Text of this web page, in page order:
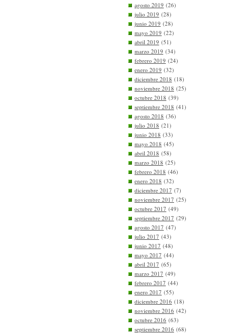
agosto 2019 (26)
julio 2019 (28)
junio 2019 (28)
mayo 2019 (22)
abril 2019 (51)
marzo 2019 (34)
febrero 2019 (24)
enero 2019 (32)
diciembre 2018 (18)
noviembre 2018 (25)
octubre 2018 (39)
septiembre 2018 (41)
agosto 2018 (36)
julio 2018 (21)
junio 2018 (33)
mayo 2018 (45)
abril 2018 (58)
marzo 2018 (25)
febrero 2018 (46)
enero 2018 (32)
diciembre 2017 (7)
noviembre 2017 (25)
octubre 2017 (49)
septiembre 2017 (29)
agosto 2017 (47)
julio 2017 (43)
junio 2017 (48)
mayo 2017 (44)
abril 2017 (65)
marzo 2017 (49)
febrero 2017 (44)
enero 2017 (55)
diciembre 2016 (18)
noviembre 2016 (42)
octubre 2016 (63)
septiembre 2016 (68)